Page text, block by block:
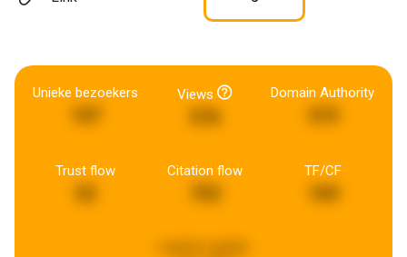
Unieke bezoekers Views Domain Authority
Trust flow Citation flow TF/CF